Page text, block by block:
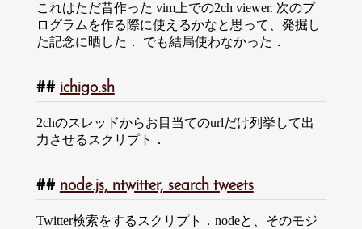
これはただ昔作った vim上での2ch viewer. 次のプ
ログラムを作る際に使えるかなと思って、発掘し
た記念に晒した． でも結局使わなかった．
ichigo.sh
2chのスレッドからお目当てのurlだけ列挙して出
力させるスクリプト．
node.js, ntwitter, search tweets
Twitter検索をするスクリプト．nodeと、そのモジ